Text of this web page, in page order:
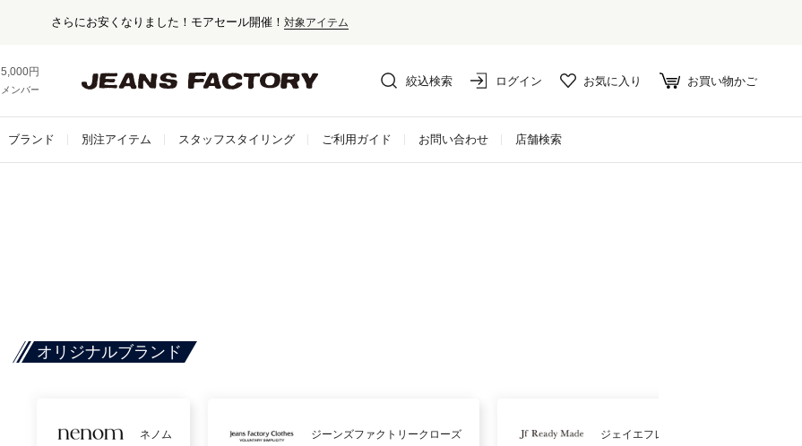
さらにお安くなりました！モアセール開催！ 対象アイテム
5,000円以上お買い上げで送料無料！
メンバー登録でお得な情報をゲット。さらに詳しく
絞込検索 ログイン お気に入り お買い物かご
ブランド 別注アイテム スタッフスタイリング ご利用ガイド お問い合わせ 店舗検索
オリジナルブランド
ネノム ジーンズファクトリークローズ ジェイエフレディメイド